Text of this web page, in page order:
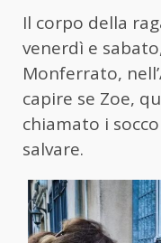
Il corpo della
venerdì e
Monferrato,
capire se Zoe,
chiamato i
salvare.